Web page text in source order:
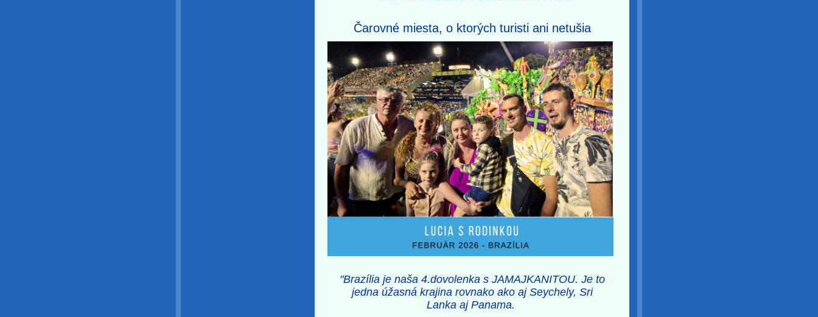
Čarovné miesta, o ktorých turisti ani netušia
"Brazília je naša 4.dovolenka s JAMAJKANITOU. Je to
jedna úžasná krajina rovnako ako aj Seychely, Sri
Lanka aj Panama.